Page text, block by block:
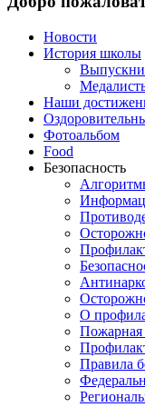
Новости
История школы
Наши
Фотоальбом
Food
Безопасность
О
Пожарная
Правила